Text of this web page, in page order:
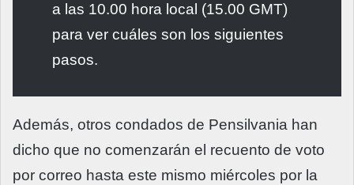
a las 10.00 hora local (15.00 GMT)
para ver cuáles son los siguientes
pasos.
Además, otros condados de Pensilvania han
dicho que no comenzarán el recuento de voto
por correo hasta este mismo miércoles por la